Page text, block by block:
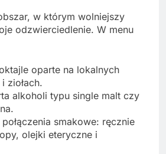
w którym wolniejszy
odzwierciedlenie. W menu
oparte na lokalnych
ziołach.
alkoholi typu single malt czy
smakowe: ręcznie
olejki eteryczne i